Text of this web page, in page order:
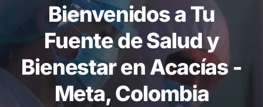
Bienvenidos a Tu
Fuente de Salud y
Bienestar en Acacías -
Meta, Colombia